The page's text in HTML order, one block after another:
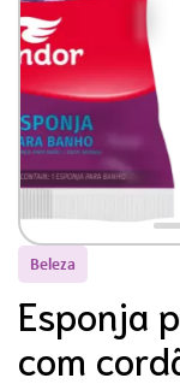
Beleza
Esponja
com